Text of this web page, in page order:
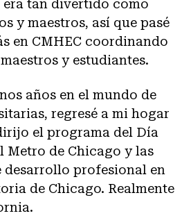
era tan divertido como
y maestros, así que pasé
en CMHEC coordinando
y estudiantes.
años en el mundo de
regresé a mi hogar
el programa del Día
Metro de Chicago y las
desarrollo profesional en
de Chicago. Realmente